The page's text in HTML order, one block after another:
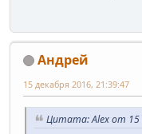
Андрей
15 декабря 2016, 21:39:47
Цитата: Alex от 15